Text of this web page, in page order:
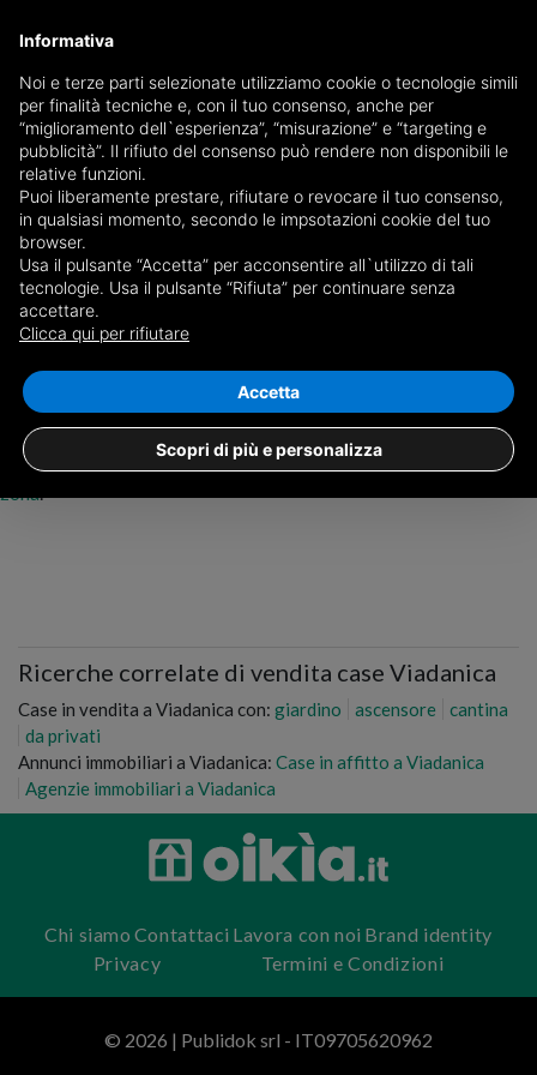
Salva ricerca
Nessun risultato percase in vendita a
Giogo, Viadanica
Non abbiamo nessun immobile che corrisponde alla tua ricerca,
prova a modificare i filtri ochiedi alle agenzie immobiliari della
zona.
Ricerche correlate di vendita case Viadanica
Case in vendita a Viadanica con: giardino ascensore
cantina
da privati
Annunci immobiliari a Viadanica: Case in affitto a Viadanica
Agenzie immobiliari a Viadanica
Chi siamo Contattaci Lavora con noi Brand identity
Privacy
Termini e Condizioni
© 2026 | Publidok srl - IT09705620962
+
−
Informativa
Noi e terze parti selezionate utilizziamo cookie o tecnologie simili
per finalità tecniche e, con il tuo consenso, anche per
“miglioramento dell`esperienza”, “misurazione” e “targeting e
pubblicità”. Il rifiuto del consenso può rendere non disponibili le
relative funzioni.
Puoi liberamente prestare, rifiutare o revocare il tuo consenso,
in qualsiasi momento, secondo le impsotazioni cookie del tuo
browser.
Usa il pulsante “Accetta” per acconsentire all`utilizzo di tali
tecnologie. Usa il pulsante “Rifiuta” per continuare senza
accettare.
Clicca qui per rifiutare
Scopri di più e personalizza
Accetta